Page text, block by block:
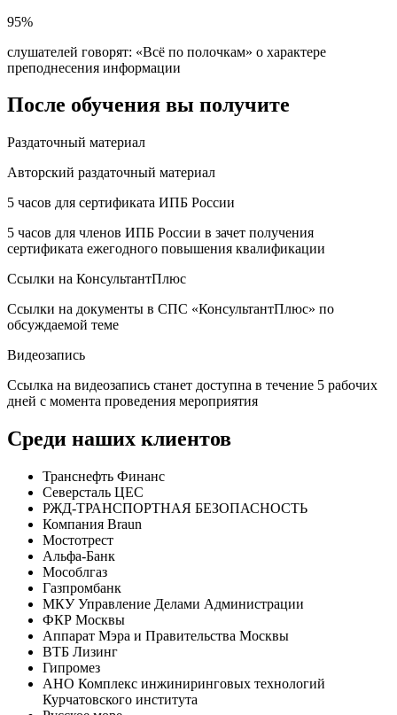
95%
слушателей говорят: «Всё по полочкам» о характере
преподнесения информации
После обучения вы получите
Раздаточный материал
Авторский раздаточный материал
5 часов для сертификата ИПБ России
5 часов для членов ИПБ России в зачет получения
сертификата ежегодного повышения квалификации
Ссылки на КонсультантПлюс
Ссылки на документы в СПС «КонсультантПлюс» по
обсуждаемой теме
Видеозапись
Ссылка на видеозапись станет доступна в течение 5 рабочих
дней с момента проведения мероприятия
Среди наших клиентов
Транснефть Финанс
Северсталь ЦЕС
РЖД-ТРАНСПОРТНАЯ БЕЗОПАСНОСТЬ
Компания Braun
Мостотрест
Альфа-Банк
Мособлгаз
Газпромбанк
МКУ Управление Делами Администрации
ФКР Москвы
Аппарат Мэра и Правительства Москвы
ВТБ Лизинг
Гипромез
АНО Комплекс инжиниринговых технологий
Курчатовского института